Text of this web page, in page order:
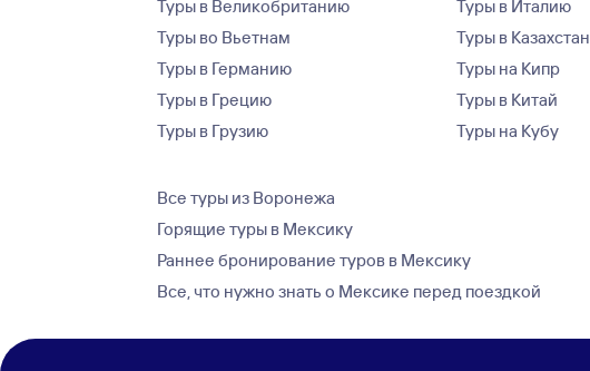
Туры в Великобританию
Туры во Вьетнам
Туры в Германию
Туры в Грецию
Туры в Грузию
Туры в Италию
Туры в Казахстан
Туры на Кипр
Туры в Китай
Туры на Кубу
Все туры из Воронежа
Горящие туры в Мексику
Раннее бронирование туров в Мексику
Все, что нужно знать о Мексике перед поездкой